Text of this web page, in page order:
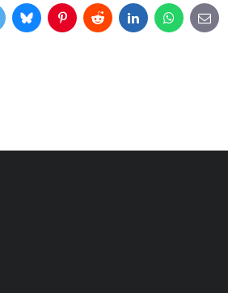
BlueskyPinterest
RedditLinkedInWhatsApp
E-
mail